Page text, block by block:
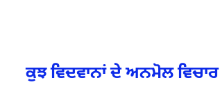
ਕੁਝ ਵਿਦਵਾਨਾਂ ਦੇ ਅਨਮੋਲ ਵਿਚਾਰ